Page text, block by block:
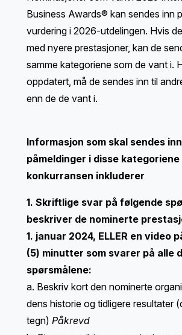
Business Awards® kan sendes inn
vurdering i 2026-utdelingen. Hvis
med nyere prestasjoner, kan de
samme kategoriene som de vant i.
oppdatert, må de sendes inn til
enn de de vant i.
Informasjon som skal sendes
påmeldinger i disse
konkurransen inkluderer
1. Skriftlige svar på følgende
beskriver de nominerte
1. januar 2024, ELLER en video
(5) minutter som svarer på alle
spørsmålene:
a. Beskriv kort den nominerte
dens historie og tidligere resultater
tegn) Påkrevd